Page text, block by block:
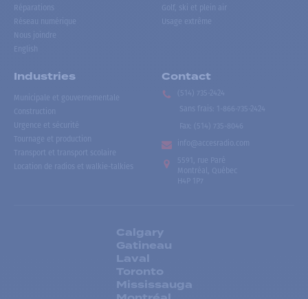
Réparations
Réseau numérique
Nous joindre
English
Golf, ski et plein air
Usage extrême
Industries
Municipale et gouvernementale
Construction
Urgence et sécurité
Tournage et production
Transport et transport scolaire
Location de radios et walkie-talkies
Contact
(514) 735-2424
Sans frais
1-866-735-2424
Fax:
(514) 735-8046
info@accesradio.com
5591, rue Paré
Montréal, Québec
H4P 1P7
Calgary
Gatineau
Laval
Toronto
Mississauga